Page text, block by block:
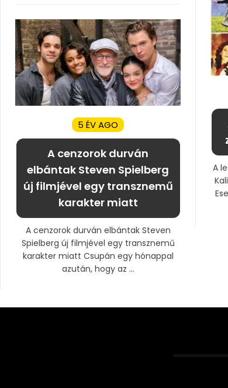
A
5 ÉV AGO
A cenzorok durván
elbántak Steven Spielberg
új filmjével egy transznemű
karakter miatt
A cenzorok durván elbántak Steven
Spielberg új filmjével egy transznemű
karakter miatt Csupán egy hónappal
azután, hogy az ...